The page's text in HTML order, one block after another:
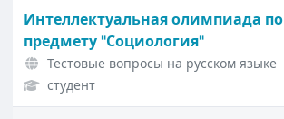
Интеллектуальная олимпиада по
предмету "Социология"
Тестовые вопросы на русском языке
студент